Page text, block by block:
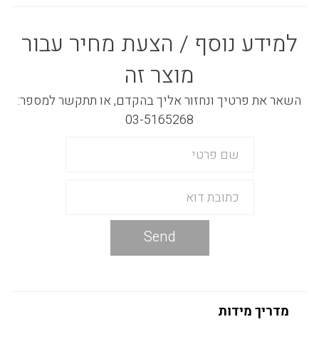
למידע נוסף / הצעת מחיר עבור
מוצר זה
השאר את פרטיך ונחזור אליך בהקדם, או תתקשר למספר:
03-5165268
Send
מדריך מידות